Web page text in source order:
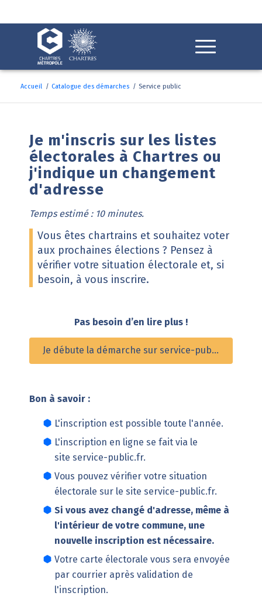
chat
Accueil / Catalogue des démarches / Service public
Service public
Je m'inscris sur les listes
électorales à Chartres ou
j'indique un changement
d'adresse
Temps estimé : 10 minutes.
Vous êtes chartrains et souhaitez voter
aux prochaines élections ? Pensez à
vérifier votre situation électorale et, si
besoin, à vous inscrire.
Pas besoin d’en lire plus !
Je débute la démarche sur service-public.fr
Bon à savoir :
L'inscription est possible toute l'année.
L'inscription en ligne se fait via le
site service-public.fr.
Vous pouvez vérifier votre situation
électorale sur le site service-public.fr.
Si vous avez changé d'adresse, même à
l'intérieur de votre commune, une
nouvelle inscription est nécessaire.
Votre carte électorale vous sera envoyée
par courrier après validation de
l'inscription.